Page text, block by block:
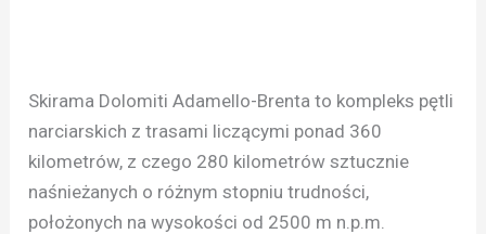
Skirama Dolomiti Adamello-Brenta to kompleks pętli
narciarskich z trasami liczącymi ponad 360
kilometrów, z czego 280 kilometrów sztucznie
naśnieżanych o różnym stopniu trudności,
położonych na wysokości od 2500 m n.p.m.